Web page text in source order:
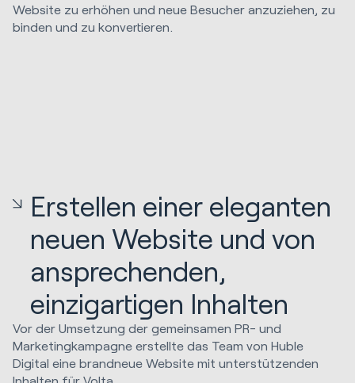
Website zu erhöhen und neue Besucher anzuziehen, zu
binden und zu konvertieren.
Erstellen einer eleganten
neuen Website und von
ansprechenden,
einzigartigen Inhalten
Vor der Umsetzung der gemeinsamen PR- und
Marketingkampagne erstellte das Team von Huble
Digital eine brandneue Website mit unterstützenden